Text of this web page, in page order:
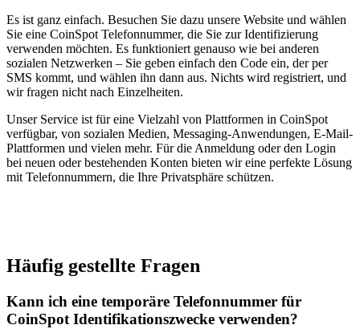
Es ist ganz einfach. Besuchen Sie dazu unsere Website und wählen
Sie eine CoinSpot Telefonnummer, die Sie zur Identifizierung
verwenden möchten. Es funktioniert genauso wie bei anderen
sozialen Netzwerken – Sie geben einfach den Code ein, der per
SMS kommt, und wählen ihn dann aus. Nichts wird registriert, und
wir fragen nicht nach Einzelheiten.
Unser Service ist für eine Vielzahl von Plattformen in CoinSpot
verfügbar, von sozialen Medien, Messaging-Anwendungen, E-Mail-
Plattformen und vielen mehr. Für die Anmeldung oder den Login
bei neuen oder bestehenden Konten bieten wir eine perfekte Lösung
mit Telefonnummern, die Ihre Privatsphäre schützen.
Häufig gestellte Fragen
Kann ich eine temporäre Telefonnummer für
CoinSpot Identifikationszwecke verwenden?